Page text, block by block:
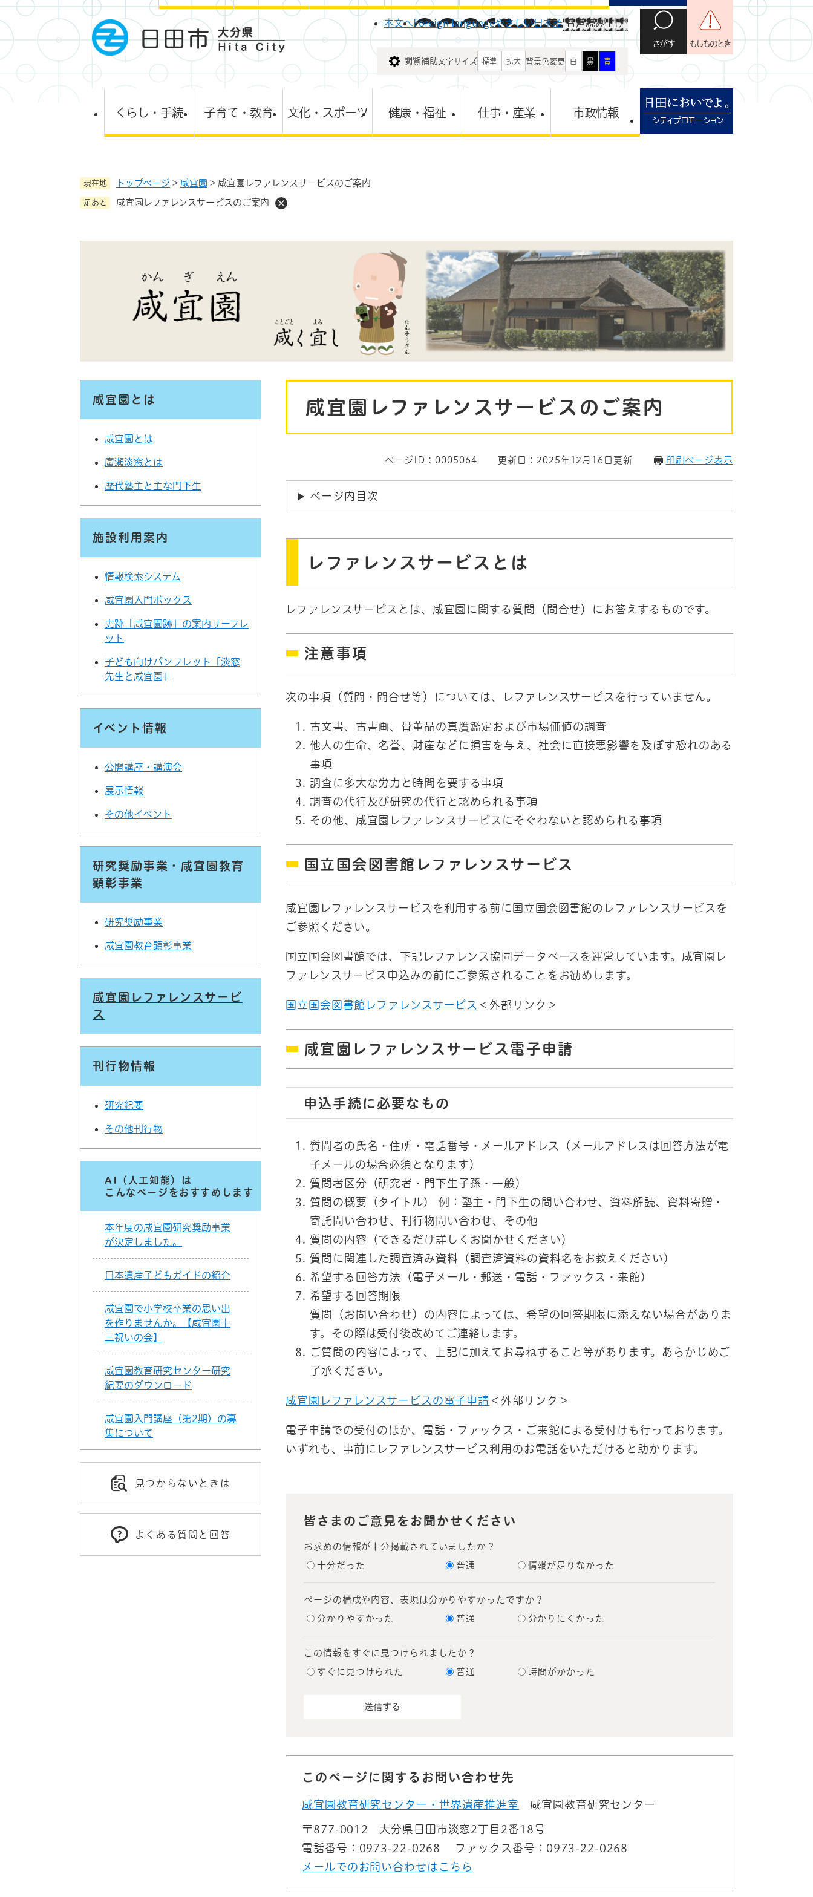
ペ
ー
の
メニューを飛ばして本文へ
本文へForeign languageやさしい日本語 音声読み上げ
閲覧補助文字サイズ 標準 拡大 背景色変更 白 黒 青
さがす もしものとき
くらし・手続 子育て・教育 文化・スポーツ 健康・福祉 仕事・産業 市政情報
現在地 トップページ > 咸宜園 > 咸宜園レファレンスサービスのご案内
足あと 咸宜園レファレンスサービスのご案内
咸宜園レファレンスサービスのご案内
ページID：0005064 更新日：2025年12月16日更新 印刷ページ表示
ページ内目次
レファレンスサービスとは
レファレンスサービスとは、咸宜園に関する質問（問合せ）にお答えするものです。
注意事項
次の事項（質問・問合せ等）については、レファレンスサービスを行っていません。
古文書、古書画、骨董品の真贋鑑定および市場価値の調査
他人の生命、名誉、財産などに損害を与え、社会に直接悪影響を及ぼす恐れのある
事項
調査に多大な労力と時間を要する事項
調査の代行及び研究の代行と認められる事項
その他、咸宜園レファレンスサービスにそぐわないと認められる事項
国立国会図書館レファレンスサービス
咸宜園レファレンスサービスを利用する前に国立国会図書館のレファレンスサービスを
ご参照ください。
国立国会図書館では、下記レファレンス協同データベースを運営しています。咸宜園レ
ファレンスサービス申込みの前にご参照されることをお勧めします。
国立国会図書館レファレンスサービス ＜外部リンク＞
咸宜園レファレンスサービス電子申請
申込手続に必要なもの
質問者の氏名・住所・電話番号・メールアドレス（メールアドレスは回答方法が電
子メールの場合必須となります）
質問者区分（研究者・門下生子孫・一般）
質問の概要（タイトル） 例：塾主・門下生の問い合わせ、資料解読、資料寄贈・
寄託問い合わせ、刊行物問い合わせ、その他
質問の内容（できるだけ詳しくお聞かせください）
質問に関連した調査済み資料（調査済資料の資料名をお教えください）
希望する回答方法（電子メール・郵送・電話・ファックス・来館）
希望する回答期限
質問（お問い合わせ）の内容によっては、希望の回答期限に添えない場合がありま
す。その際は受付後改めてご連絡します。
ご質問の内容によって、上記に加えてお尋ねすること等があります。あらかじめご
了承ください。
咸宜園レファレンスサービスの電子申請 ＜外部リンク＞
電子申請での受付のほか、電話・ファックス・ご来館による受付けも行っております。
いずれも、事前にレファレンスサービス利用のお電話をいただけると助かります。
皆さまのご意見をお聞かせください
お求めの情報が十分掲載されていましたか？
十分だった 普通 情報が足りなかった
ページの構成や内容、表現は分かりやすかったですか？
分かりやすかった 普通 分かりにくかった
この情報をすぐに見つけられましたか？
すぐに見つけられた 普通 時間がかかった
このページに関するお問い合わせ先
咸宜園教育研究センター・世界遺産推進室 咸宜園教育研究センター
〒877-0012
大分県日田市淡窓2丁目2番18号
電話番号：0973-22-0268
ファックス番号：0973-22-0268
メールでのお問い合わせはこちら
咸宜園とは
咸宜園とは
廣瀬淡窓とは
歴代塾主と主な門下生
施設利用案内
情報検索システム
咸宜園入門ボックス
史跡「咸宜園跡」の案内リーフレ
ット
子ども向けパンフレット「淡窓
先生と咸宜園」
イベント情報
公開講座・講演会
展示情報
その他イベント
研究奨励事業・咸宜園教育
顕彰事業
研究奨励事業
咸宜園教育顕彰事業
咸宜園レファレンスサービ
ス
刊行物情報
研究紀要
その他刊行物
AI（人工知能）は
こんなページをおすすめします
本年度の咸宜園研究奨励事業
が決定しました。
日本遺産子どもガイドの紹介
咸宜園で小学校卒業の思い出
を作りませんか。【咸宜園十
三祝いの会】
咸宜園教育研究センター研究
紀要のダウンロード
咸宜園入門講座（第2期）の募
集について
見つからないときは
よくある質問と回答